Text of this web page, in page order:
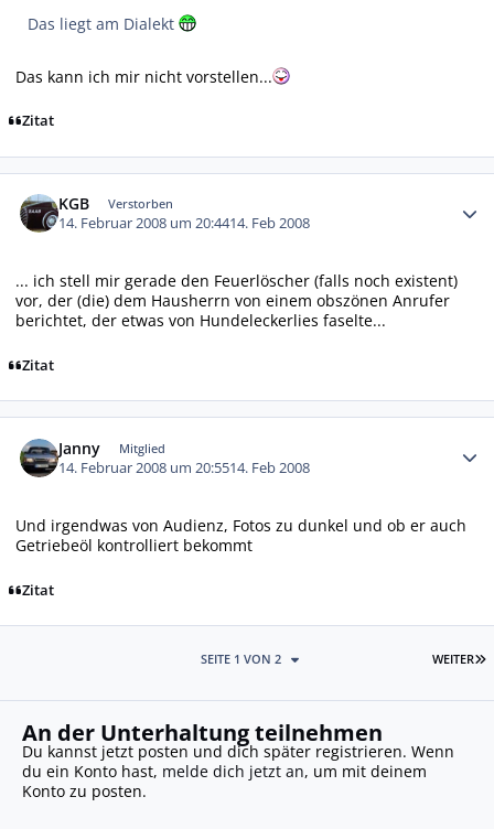
Das liegt am Dialekt
Das kann ich mir nicht vorstellen...
Zitat
KGB Verstorben
14. Februar 2008 um 20:4414. Feb 2008
... ich stell mir gerade den Feuerlöscher (falls noch existent)
vor, der (die) dem Hausherrn von einem obszönen Anrufer
berichtet, der etwas von Hundeleckerlies faselte...
Zitat
Janny Mitglied
14. Februar 2008 um 20:5514. Feb 2008
Und irgendwas von Audienz, Fotos zu dunkel und ob er auch
Getriebeöl kontrolliert bekommt
Zitat
WEITER
SEITE 1 VON 2
An der Unterhaltung teilnehmen
Du kannst jetzt posten und dich später registrieren. Wenn
du ein Konto hast, melde dich jetzt an, um mit deinem
Konto zu posten.